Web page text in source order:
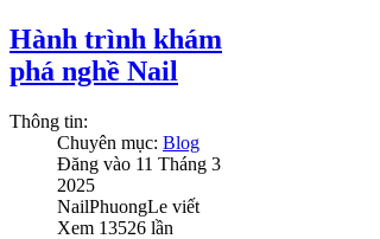
Hành trình khám
phá nghề Nail
Thông tin:
Chuyên mục: Blog
Đăng vào 11 Tháng 3
2025
NailPhuongLe viết
Xem 13526 lần